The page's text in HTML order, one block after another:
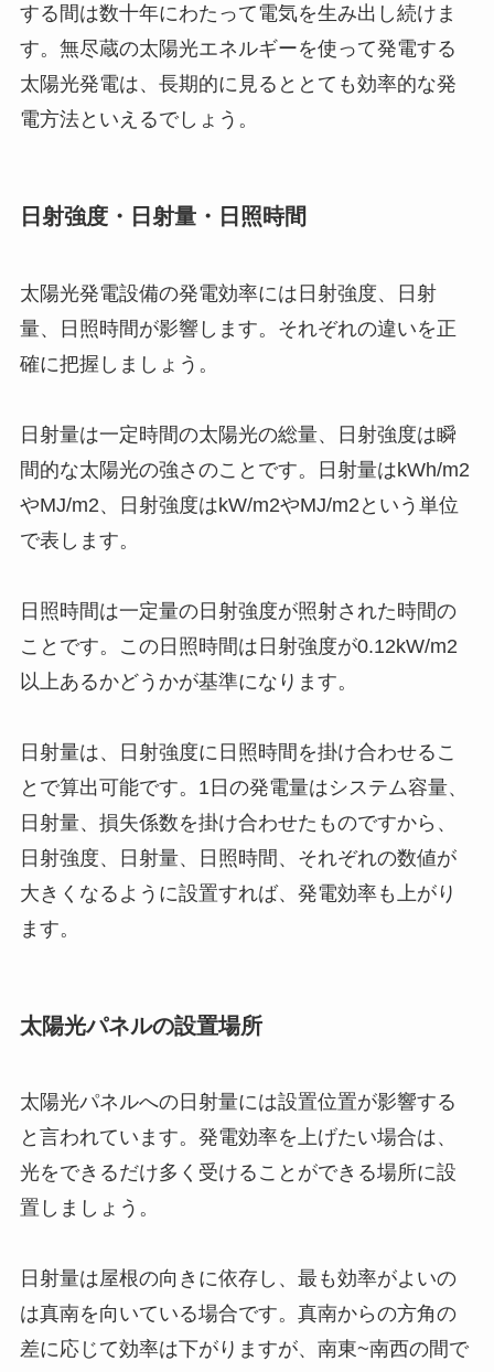
する間は数十年にわたって電気を生み出し続けま
す。無尽蔵の太陽光エネルギーを使って発電する
太陽光発電は、長期的に見るととても効率的な発
電方法といえるでしょう。
日射強度・日射量・日照時間
太陽光発電設備の発電効率には日射強度、日射
量、日照時間が影響します。それぞれの違いを正
確に把握しましょう。
日射量は一定時間の太陽光の総量、日射強度は瞬
間的な太陽光の強さのことです。日射量はkWh/m2
やMJ/m2、日射強度はkW/m2やMJ/m2という単位
で表します。
日照時間は一定量の日射強度が照射された時間の
ことです。この日照時間は日射強度が0.12kW/m2
以上あるかどうかが基準になります。
日射量は、日射強度に日照時間を掛け合わせるこ
とで算出可能です。1日の発電量はシステム容量、
日射量、損失係数を掛け合わせたものですから、
日射強度、日射量、日照時間、それぞれの数値が
大きくなるように設置すれば、発電効率も上がり
ます。
太陽光パネルの設置場所
太陽光パネルへの日射量には設置位置が影響する
と言われています。発電効率を上げたい場合は、
光をできるだけ多く受けることができる場所に設
置しましょう。
日射量は屋根の向きに依存し、最も効率がよいの
は真南を向いている場合です。真南からの方角の
差に応じて効率は下がりますが、南東~南西の間で